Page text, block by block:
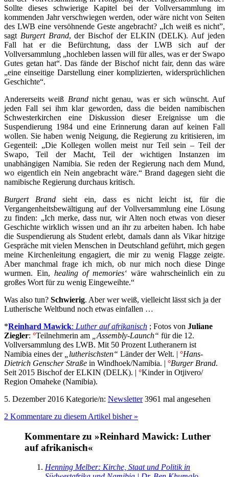
Sollte dieses schwierige Kapitel bei der Vollversammlung im
kommenden Jahr verschwiegen werden, oder wäre nicht von Seiten
des LWB eine versöhnende Geste angebracht? „Ich weiß es nicht”,
sagt Burgert Brand, der Bischof der ELKIN (DELK). Auf jeden
Fall hat er die Befürchtung, dass der LWB sich auf der
Vollversammlung „hochleben lassen will für alles, was er der Swapo
Gutes getan hat“. Das fände der Bischof nicht fair, denn das wäre
„eine einseitige Darstellung einer komplizierten, widersprüchlichen
Geschichte“.
Andererseits weiß Brandnicht genau, was er sich wünscht. Auf
jeden Fall sei ihm klar geworden, dass die beiden namibischen
Schwesterkirchen eine Diskussion dieser Ereignisse um die
Suspendierung 1984 und eine Erinnerung daran auf keinen Fall
wollen. Sie haben wenig Neigung, die Regierung zu kritisieren, im
Gegenteil: „Die Kollegen wollen meist nur Teil sein – Teil der
Swapo, Teil der Macht, Teil der wichtigen Instanzen im
unabhängigen Namibia. Sie reden der Regierung nach dem Mund,
wo eigentlich ein Nein angebracht wäre.“ Brand dagegen sieht die
namibische Regierung durchaus kritisch.
Burgert Brand sieht ein, dass es nicht leicht ist, für die
Vergangenheitsbewältigung auf der Vollversammlung eine Lösung
zu finden: „Ich merke, dass nur, wir Alten noch etwas von dieser
Geschichte wirklich wissen und an ihr zu arbeiten haben. Ich habe
die Suspendierung als Student erlebt, damals dann als Vikar hitzige
Gespräche mit vielen Menschen in Deutschland geführt, mich gegen
meine Kirchenleitung engagiert, die mir zu wenig Flagge zeigte.
Aber manchmal frage ich mich, ob nur mich noch diese Dinge
wurmen. Ein, healing of memories‘ wäre wahrscheinlich ein zu
großes Wort für zu wenig Eingeweihte.“
Was also tun? Schwierig. Aber wer weiß, vielleicht lässt sich ja der
Lutherische Weltbund noch etwas einfallen …
*Reinhard Mawick: Luther auf afrikanisch ; Fotos von Juliane
Ziegler: °Teilnehmerin am „Assembly-Launch“ für die 12.
Vollversammlung des LWB. Mit 50 Prozent Lutheranern ist
Namibia eines der
„lutherischsten“ Länder der Welt. | °Hans-
Dietrich Genscher Straße in Windhoek/Namibia. | °Burger Brand.
Seit 2015 Bischof der ELKIN (DELK). | °Kinder in Otjivero/
Region Omaheke (Namibia).
5. Dezember 2016 Kategorie/n: Newsletter 3961 mal angesehen
2 Kommentare zu diesem Artikel bisher »
Kommentare zu »Reinhard Mawick: Luther
auf afrikanisch«
Henning Melber: Kirche, Staat und Politik in